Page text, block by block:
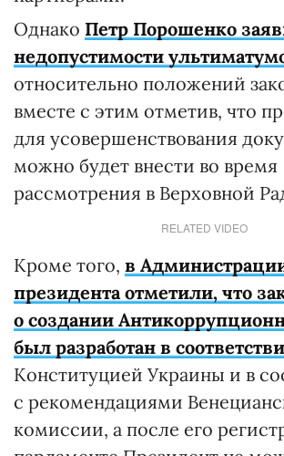
Однако Петр Порошенко
недопустимости
относительно положений
вместе с этим отметив, что
для усовершенствования
можно будет внести во время
рассмотрения в Верховной
RELATED VIDEO
Кроме того, в
президента отметили, что
о создании
был разработан в
Конституцией Украины и в
с рекомендациями
комиссии, а после его